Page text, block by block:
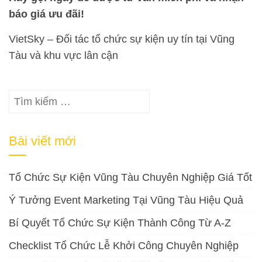
báo giá ưu đãi!
VietSky – Đối tác tổ chức sự kiện uy tín tại Vũng
Tàu và khu vực lân cận
Tìm
Bài viết mới
Tổ Chức Sự Kiện Vũng Tàu Chuyên Nghiệp Giá Tốt
Ý Tưởng Event Marketing Tại Vũng Tàu Hiệu Quả
Bí Quyết Tổ Chức Sự Kiện Thành Công Từ A-Z
Checklist Tổ Chức Lễ Khởi Công Chuyên Nghiệp